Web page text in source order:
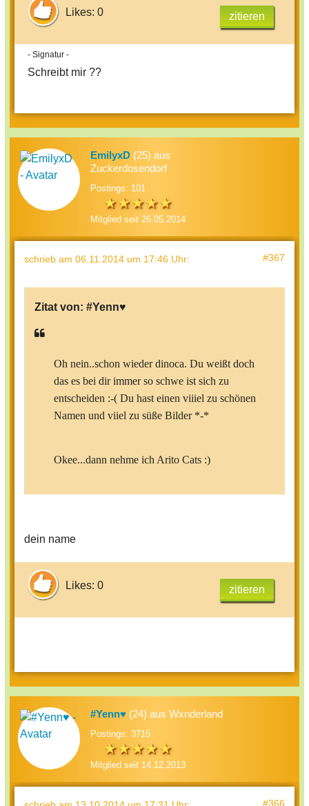
Likes: 0 zitieren
- Signatur -
Schreibt mir ??
EmilyxD (25) aus
Zuckerdosendorf
Postings: 101
Mitglied seit 26.05.2014
schrieb am 06.11.2014 um 17:46 Uhr: #367
Zitat von: #Yenn♥
Oh nein..schon wieder dinoca. Du weißt doch
das es bei dir immer so schwe ist sich zu
entscheiden :-( Du hast einen viiiel zu schönen
Namen und viiel zu süße Bilder *-*
Okee...dann nehme ich Arito Cats :)
dein name
Likes: 0 zitieren
#Yenn♥ (24) aus Wxnderland
Postings: 3715
Mitglied seit 14.12.2013
#366